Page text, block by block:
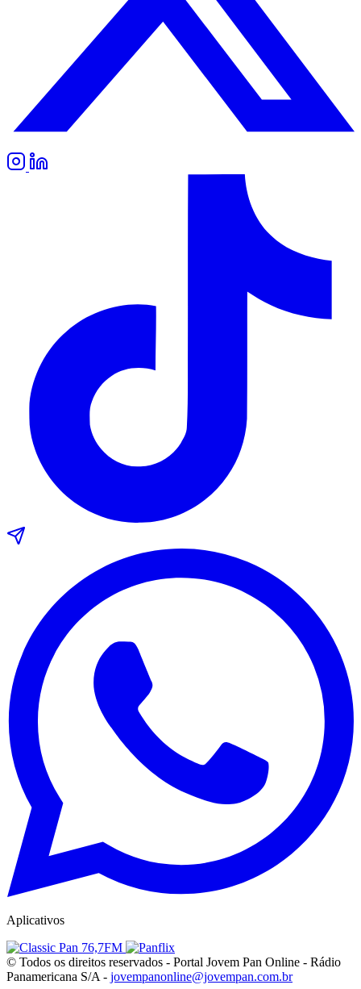
Aplicativos
© Todos os direitos reservados - Portal Jovem Pan Online - Rádio
Panamericana S/A - jovempanonline@jovempan.com.br